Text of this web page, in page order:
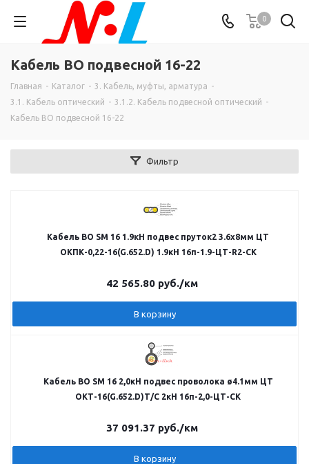
0
Кабель ВО подвесной 16-22
Главная - Каталог - 3. Кабель, муфты, арматура -
3.1. Кабель оптический - 3.1.2. Кабель подвесной оптический -
Кабель ВО подвесной 16-22
Фильтр
Кабель ВО SM 16 1.9кН подвес пруток2 3.6х8мм ЦТ
ОКПК-0,22-16(G.652.D) 1.9кН 16п-1.9-ЦТ-R2-СК
42 565.80 руб./км
В корзину
Кабель ВО SM 16 2,0кН подвес проволока ø4.1мм ЦТ
ОКТ-16(G.652.D)Т/С 2кН 16п-2,0-ЦТ-СК
37 091.37 руб./км
В корзину